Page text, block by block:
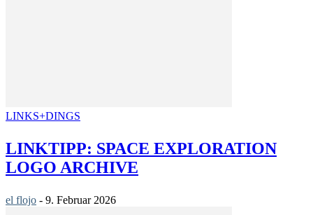
LINKS+DINGS
LINKTIPP: SPACE EXPLORATION
LOGO ARCHIVE
el flojo - 9. Februar 2026